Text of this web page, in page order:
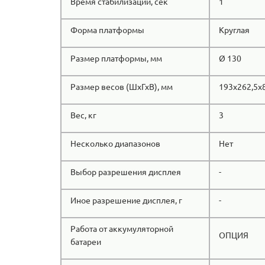
Форма платформы Круглая
Размер платформы, мм Ø 130
Размер весов (ШхГхВ), мм
Вес, кг 3
Несколько диапазонов Нет
Выбор разрешения дисплея -
Иное разрешение дисплея, г -
Работа от аккумуляторной
батареи
ОПЦИЯ